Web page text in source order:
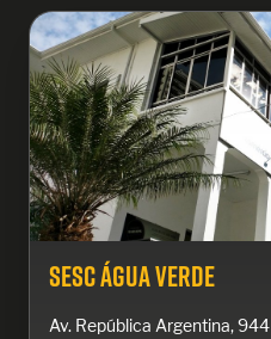
Sesc Água Verde
Av. República Argentina, 944